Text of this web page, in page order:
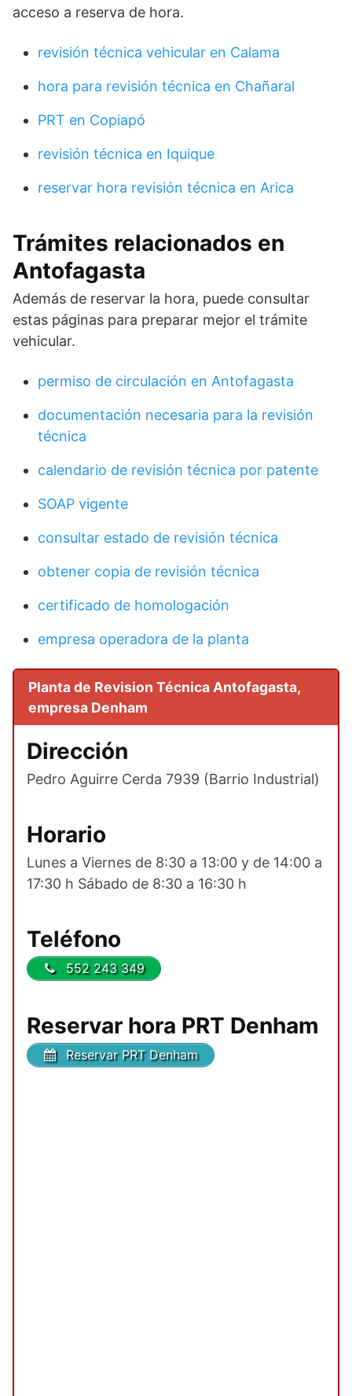
acceso a reserva de hora.
revisión técnica vehicular en Calama
hora para revisión técnica en Chañaral
PRT en Copiapó
revisión técnica en Iquique
reservar hora revisión técnica en Arica
Trámites relacionados en
Antofagasta
Además de reservar la hora, puede consultar
estas páginas para preparar mejor el trámite
vehicular.
permiso de circulación en Antofagasta
documentación necesaria para la revisión
técnica
calendario de revisión técnica por patente
SOAP vigente
consultar estado de revisión técnica
obtener copia de revisión técnica
certificado de homologación
empresa operadora de la planta
Planta de Revision Técnica Antofagasta,
empresa Denham
Dirección
Pedro Aguirre Cerda 7939 (Barrio Industrial)
Horario
Lunes a Viernes de 8:30 a 13:00 y de 14:00 a
17:30 h Sábado de 8:30 a 16:30 h
Teléfono
552 243 349
Reservar hora PRT Denham
Reservar PRT Denham